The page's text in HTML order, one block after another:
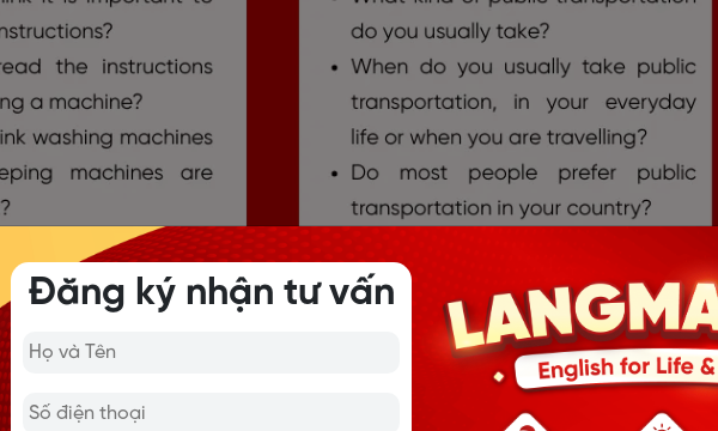
Speaking ngày 23.02.2026 Part 1
Speaking năm 2026 ngày 23.02 part 1 topic Machine:
Đăng ký nhận tư vấn